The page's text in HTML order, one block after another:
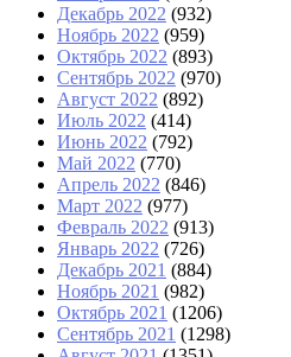
Декабрь 2022 (932)
Ноябрь 2022 (959)
Октябрь 2022 (893)
Сентябрь 2022 (970)
Август 2022 (892)
Июль 2022 (414)
Июнь 2022 (792)
Май 2022 (770)
Апрель 2022 (846)
Март 2022 (977)
Февраль 2022 (913)
Январь 2022 (726)
Декабрь 2021 (884)
Ноябрь 2021 (982)
Октябрь 2021 (1206)
Сентябрь 2021 (1298)